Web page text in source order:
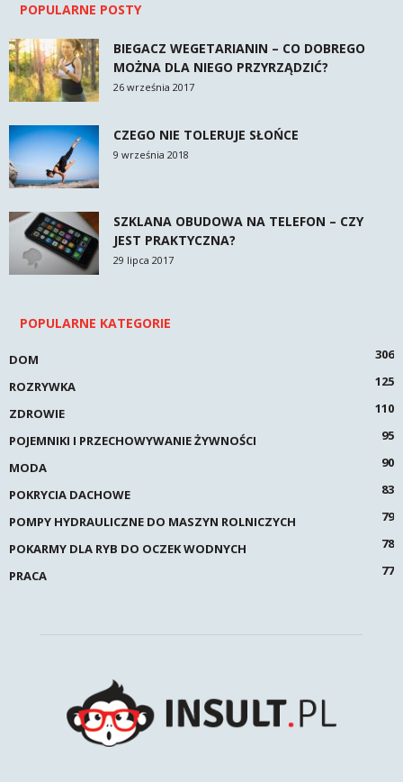
POPULARNE POSTY
BIEGACZ WEGETARIANIN – CO DOBREGO
MOŻNA DLA NIEGO PRZYRZĄDZIĆ?
26 września 2017
CZEGO NIE TOLERUJE SŁOŃCE
9 września 2018
SZKLANA OBUDOWA NA TELEFON – CZY
JEST PRAKTYCZNA?
29 lipca 2017
POPULARNE KATEGORIE
DOM
306
ROZRYWKA
125
ZDROWIE
110
POJEMNIKI I PRZECHOWYWANIE ŻYWNOŚCI
95
MODA
90
POKRYCIA DACHOWE
83
POMPY HYDRAULICZNE DO MASZYN ROLNICZYCH
79
POKARMY DLA RYB DO OCZEK WODNYCH
78
PRACA
77